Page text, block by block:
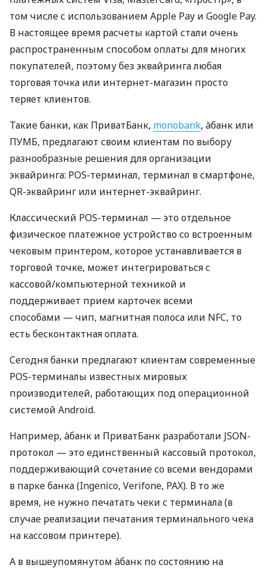
том числе с использованием Apple Pay и Google Pay.
В настоящее время расчеты картой стали очень
распространенным способом оплаты для многих
покупателей, поэтому без эквайринга любая
торговая точка или интернет-магазин просто
теряет клиентов.
Такие банки, как ПриватБанк, monobank, àбанк или
ПУМБ, предлагают своим клиентам по выбору
разнообразные решения для организации
эквайринга: POS-терминал, терминал в смартфоне,
QR-эквайринг или интернет-эквайринг.
Классический POS-терминал — это отдельное
физическое платежное устройство со встроенным
чековым принтером, которое устанавливается в
торговой точке, может интегрироваться с
кассовой/компьютерной техникой и
поддерживает прием карточек всеми
способами — чип, магнитная полоса или NFC, то
есть бесконтактная оплата.
Сегодня банки предлагают клиентам современные
POS-терминалы известных мировых
производителей, работающих под операционной
системой Android.
Например, àбанк и ПриватБанк разработали JSON-
протокол — это единственный кассовый протокол,
поддерживающий сочетание со всеми вендорами
в парке банка (Ingenico, Verifone, PAX). В то же
время, не нужно печатать чеки с терминала (в
случае реализации печатания терминального чека
на кассовом принтере).
А в вышеупомянутом àбанк по состоянию на